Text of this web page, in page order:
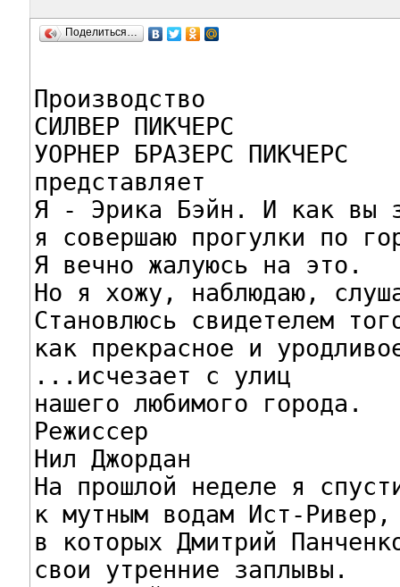
Поделиться…
Производство
СИЛВЕР ПИКЧЕРС
УОРНЕР БРАЗЕРС ПИКЧЕРС
представляет
Я - Эрика Бэйн. И как вы
я совершаю прогулки по
Я вечно жалуюсь на это.
Но я хожу, наблюдаю,
Становлюсь свидетелем
как прекрасное и
...исчезает с улиц
нашего любимого города.
Режиссер
Нил Джордан
На прошлой неделе я
к мутным водам Ист-Ривер,
в которых Дмитрий
свои утренние заплывы.